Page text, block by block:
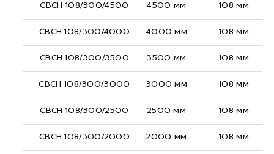
СВСН 108/300/4500 4500 мм 108 мм
СВСН 108/300/4000 4000 мм 108 мм
СВСН 108/300/3500 3500 мм 108 мм
СВСН 108/300/3000 3000 мм 108 мм
СВСН 108/300/2500 2500 мм 108 мм
СВСН 108/300/2000 2000 мм 108 мм